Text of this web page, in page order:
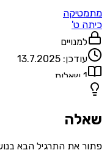
מתמטיקה
כיתה ט'
למנויים
עודכן: 13.7.2025
1 שאלות
שאלה
פתור את התרגיל הבא